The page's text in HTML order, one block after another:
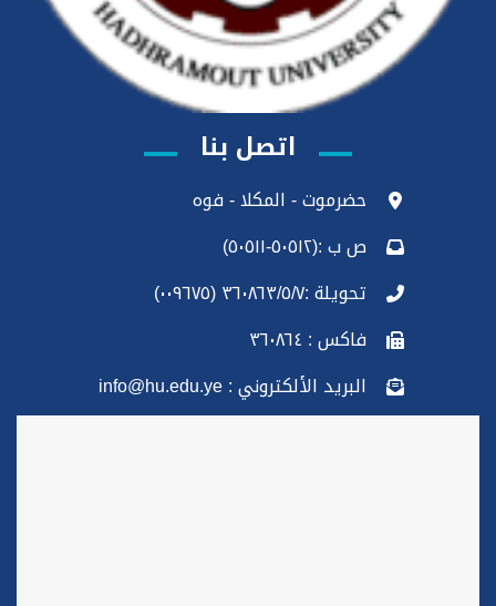
اتصل بنا
حضرموت - المكلا - فوه
ص ب :(٥٠٥١٢-٥٠٥١١)
تحويلة :٣٦٠٨٦٣/٥/٧ (٠٠٩٦٧٥)
فاكس : ٣٦٠٨٦٤
البريد الألكتروني : info@hu.edu.ye